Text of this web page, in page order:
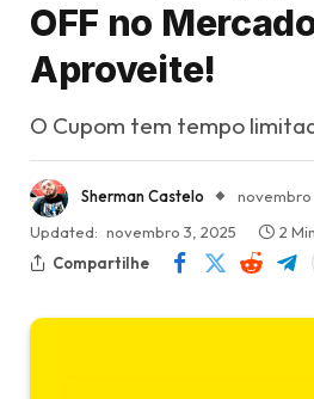
OFF no
Aproveite!
O Cupom tem tempo
Sherman Castelo
novembro
Updated: novembro 3, 2025
2
Compartilhe